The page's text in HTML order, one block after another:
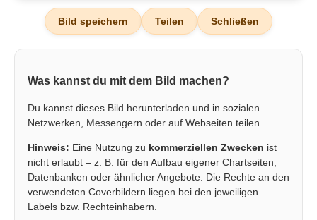
Bild speichern Teilen Schließen
Was kannst du mit dem Bild machen?
Du kannst dieses Bild herunterladen und in sozialen
Netzwerken, Messengern oder auf Webseiten teilen.
Hinweis: Eine Nutzung zu kommerziellen Zwecken ist
nicht erlaubt – z. B. für den Aufbau eigener Chartseiten,
Datenbanken oder ähnlicher Angebote. Die Rechte an den
verwendeten Coverbildern liegen bei den jeweiligen
Labels bzw. Rechteinhabern.